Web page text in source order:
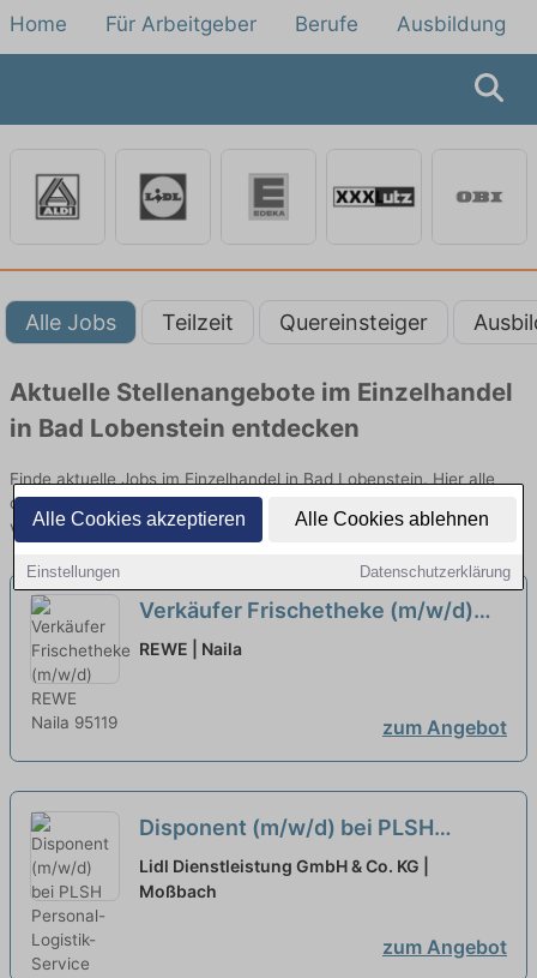
Alle Cookies akzeptieren Alle Cookies ablehnen
Einstellungen Datenschutzerklärung
Home Für Arbeitgeber Berufe Ausbildung
Alle Jobs Teilzeit Quereinsteiger
Aktuelle Stellenangebote im Einzelhandel
in Bad Lobenstein entdecken
Finde aktuelle Jobs im Einzelhandel in Bad Lobenstein. Hier alle
offenen Stellenangebote im Verkauf, Vertrieb und Handel
vergleichen.
Verkäufer Frischetheke (m/w/d)
neu
REWE | Naila
zum Angebot
Disponent (m/w/d) bei PLSH
Personal-Logistik- Service
Heilbronn GmbH ausgewählt
Lidl Dienstleistung GmbH & Co. KG |
Moßbach
zum Angebot